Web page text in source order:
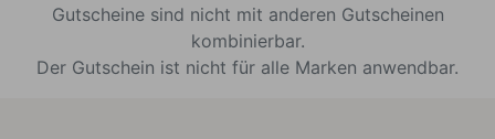
Gutscheine sind nicht mit anderen Gutscheinen
kombinierbar.
Der Gutschein ist nicht für alle Marken anwendbar.